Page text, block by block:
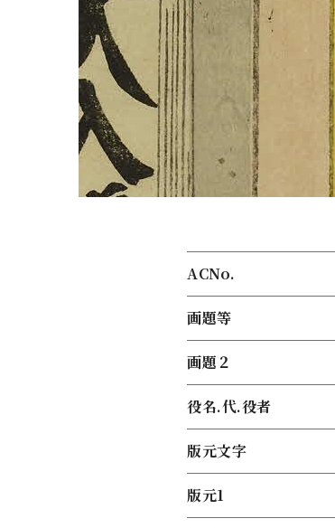
ACNo.
画題等
画題２
役名.代.役者
版元文字
版元1